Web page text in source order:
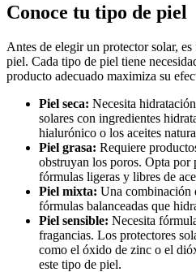
Conoce tu tipo de piel
Antes de elegir un protector solar,
piel. Cada tipo de piel tiene
producto adecuado maximiza su
Piel seca: Necesita
solares con ingredientes
hialurónico o los aceites
Piel grasa: Requiere
obstruyan los poros. Opta por
fórmulas ligeras y libres de
Piel mixta: Una combinación
fórmulas balanceadas que
Piel sensible: Necesita
fragancias. Los protectores
como el óxido de zinc o el
este tipo de piel.